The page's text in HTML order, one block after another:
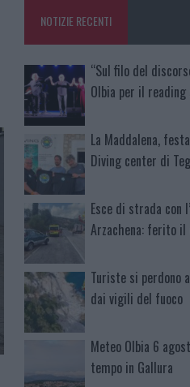
NOTIZIE RECENTI
“Sul filo del
Olbia per il reading
La Maddalena,
Diving center di
Esce di strada con
Arzachena: ferito il
Turiste si perdono
dai vigili del fuoco
Meteo Olbia 6
tempo in Gallura